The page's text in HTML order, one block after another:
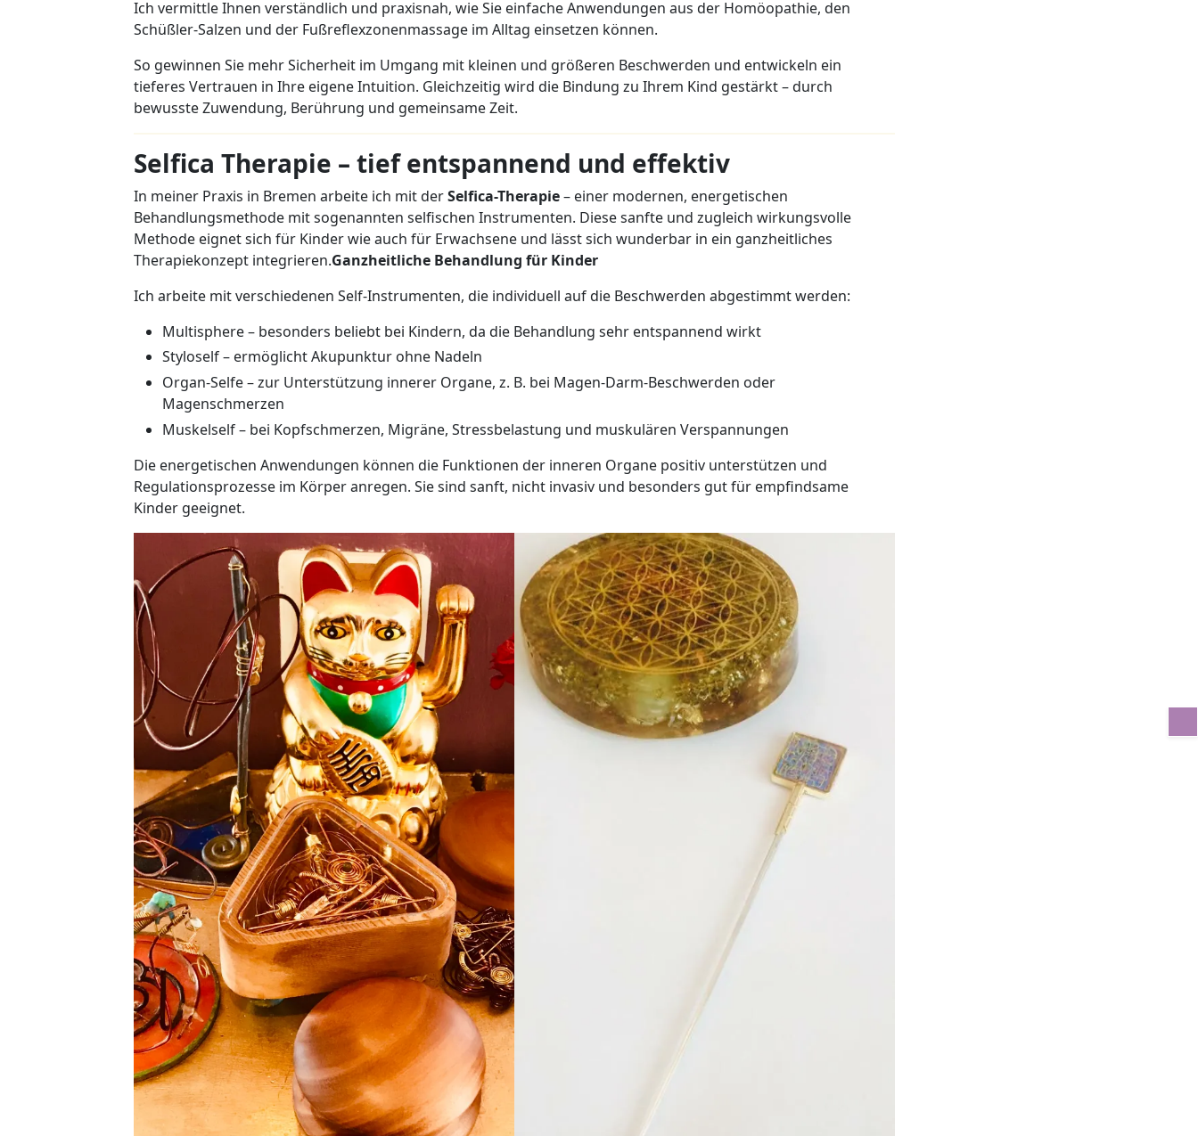
Ich vermittle Ihnen verständlich und praxisnah, wie Sie einfache Anwendungen aus der Homöopathie, den
Schüßler-Salzen und der Fußreflexzonenmassage im Alltag einsetzen können.
So gewinnen Sie mehr Sicherheit im Umgang mit kleinen und größeren Beschwerden und entwickeln ein
tieferes Vertrauen in Ihre eigene Intuition. Gleichzeitig wird die Bindung zu Ihrem Kind gestärkt – durch
bewusste Zuwendung, Berührung und gemeinsame Zeit.
Selfica Therapie – tief entspannend und effektiv
In meiner Praxis in Bremen arbeite ich mit derSelfica-Therapie– einer modernen, energetischen
Behandlungsmethode mit sogenannten selfischen Instrumenten. Diese sanfte und zugleich wirkungsvolle
Methode eignet sich für Kinder wie auch für Erwachsene und lässt sich wunderbar in ein ganzheitliches
Therapiekonzept integrieren.Ganzheitliche Behandlung für Kinder
Ich arbeite mit verschiedenen Self-Instrumenten, die individuell auf die Beschwerden abgestimmt werden:
Multisphere – besonders beliebt bei Kindern, da die Behandlung sehr entspannend wirkt
Styloself – ermöglicht Akupunktur ohne Nadeln
Organ-Selfe – zur Unterstützung innerer Organe, z. B. bei Magen-Darm-Beschwerden oder
Magenschmerzen
Muskelself – bei Kopfschmerzen, Migräne, Stressbelastung und muskulären Verspannungen
Die energetischen Anwendungen können die Funktionen der inneren Organe positiv unterstützen und
Regulationsprozesse im Körper anregen. Sie sind sanft, nicht invasiv und besonders gut für empfindsame
Kinder geeignet.